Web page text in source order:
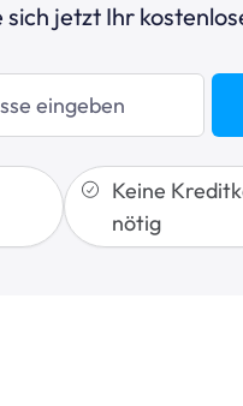
sich jetzt Ihr
Keine
nötig